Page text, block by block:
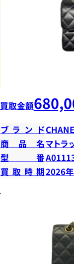
買取金額
ブランド
商品名マトラ
型番
買取時期2026